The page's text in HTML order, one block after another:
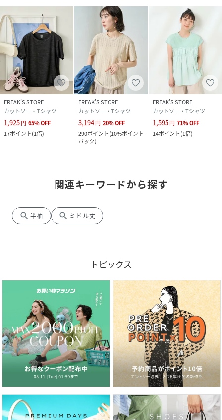
FREAK’S STORE
カットソー・Tシャツ
1,925円 65%OFF
17ポイント(1倍)
FREAK’S STORE
カットソー・Tシャツ
3,194円 20%OFF
290ポイント(10%ポイント
バック)
FREAK’S STORE
カットソー・Tシャツ
1,595円 71%OFF
14ポイント(1倍)
関連キーワードから探す
search 半袖 search ミドル丈
トピックス